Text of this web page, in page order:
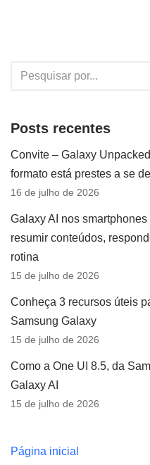
Posts recentes
Convite – Galaxy
formato está prestes a se
16 de julho de 2026
Galaxy AI nos
resumir conteúdos,
rotina
15 de julho de 2026
Conheça 3 recursos úteis
Samsung Galaxy
15 de julho de 2026
Como a One UI 8.5, da
Galaxy AI
15 de julho de 2026
Página inicial